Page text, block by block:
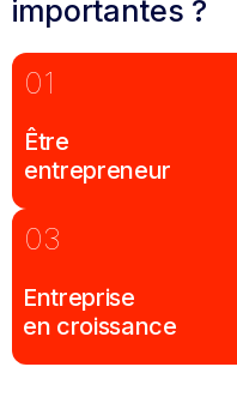
importantes ?
01
Être
entrepreneur
03
Entreprise
en croissance